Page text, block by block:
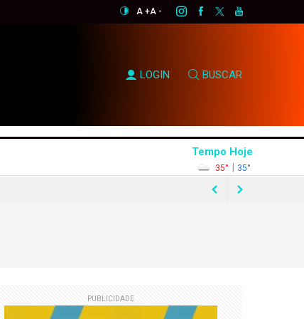
A +A -
LOGIN BUSCAR
Tempo Hoje
35° | 35°
Bolsonaro
PUBLICIDADE